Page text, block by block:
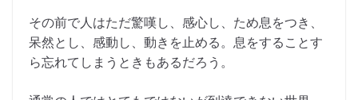
その前で人はただ驚嘆し、感心し、ため息をつき、
呆然とし、感動し、動きを止める。息をすることす
ら忘れてしまうときもあるだろう。